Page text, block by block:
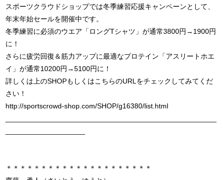
スポーツクラウドショップでは冬季練習応援キャンペーンとして、
年末年始セールを開催中です。
冬季練習に必須のウエア「ロングTシャツ」が通常3800円→1900円
に！
さらに疲労回復＆筋力アップに最適なプロテイン「アスリートホエ
イ」が通常10200円→5100円に！
詳しくは上のSHOPもしくはこちらのURLをチェックしてみてくだ
さい！
http://sportscrowd-shop.com/SHOP/g16380/list.html
＊＊＊＊＊＊＊＊＊＊＊＊＊＊＊＊＊＊＊＊＊